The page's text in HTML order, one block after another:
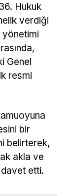
Hukuk
verdiği
yönetimi
Genel
resmi
bir
belirterek,
akla ve
davet etti.